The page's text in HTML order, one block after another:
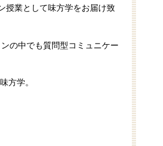
授業として味方学をお届け致
の中でも質問型コミュニケー
方学。